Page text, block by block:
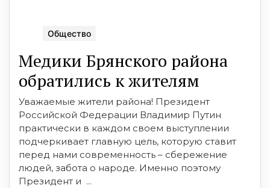
Общество
Медики Брянского района
обратились к жителям
Уважаемые жители района! Президент
Российской Федерации Владимир Путин
практически в каждом своем выступлении
подчеркивает главную цель, которую ставит
перед нами современность – сбережение
людей, забота о народе. Именно поэтому
Президент и ...